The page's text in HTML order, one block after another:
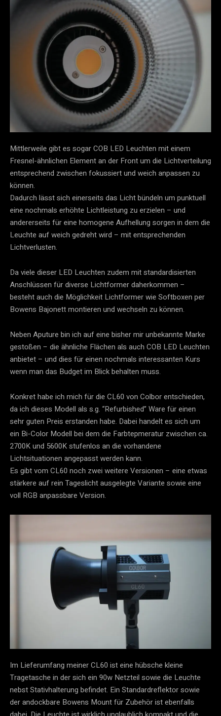
Mittlerweile gibt es sogar COB LED Leuchten mit einem
Fresnel-ähnlichen Element an der Front um die Lichtverteilung
entsprechend zwischen fokussiert und weich anpassen zu
können.
Dadurch lässt sich einerseits das Licht bündeln um punktuell
eine nochmals erhöhte Lichtleistung zu erzielen – und
andererseits für eine homogene Aufhellung sorgen in dem die
Leuchte auf weich gedreht wird – mit entsprechenden
Lichtverlusten.
Da viele dieser LED Leuchten zudem mit standardisierten
Anschlüssen für diverse Lichtformer daherkommen –
besteht auch die Möglichkeit Lichtformer wie Softboxen per
Bowens Bajonett montieren und wechseln zu können.
Neben Aputure bin ich auf eine bisher mir unbekannte Marke
gestoßen – die ähnliche Flächen als auch COB LED Leuchten
anbietet – und dies für einen nochmals interessanten Kurs
wenn man das Budget im Blick behalten muss.
Konkret habe ich mich für die CL60 von Colbor entschieden,
da ich dieses Modell als s.g. “Refurbished” Ware für einen
sehr guten Preis erstanden habe. Dabei handelt es sich um
ein Bi-Color Modell bei dem die Farbtepmeratur zwischen ca.
2700K und 5600K stufenlos an die vorhandene
Lichtsituationen angepasst werden kann.
Es gibt vom CL60 noch zwei weitere Versionen – eine etwas
stärkere auf rein Tageslicht ausgelegte Variante sowie eine
voll RGB anpassbare Version.
Im Lieferumfang meiner CL60 ist eine hübsche kleine
Tragetasche in der sich ein 90w Netzteil sowie die Leuchte
nebst Stativhalterung befindet. Ein Standardreflektor sowie
der andockbare Bowens Mount für Zubehör ist ebenfalls